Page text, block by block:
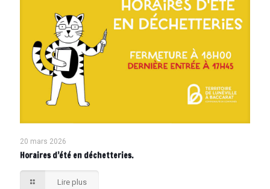
20 mars 2026
Horaires d’été en déchetteries.
Lire plus